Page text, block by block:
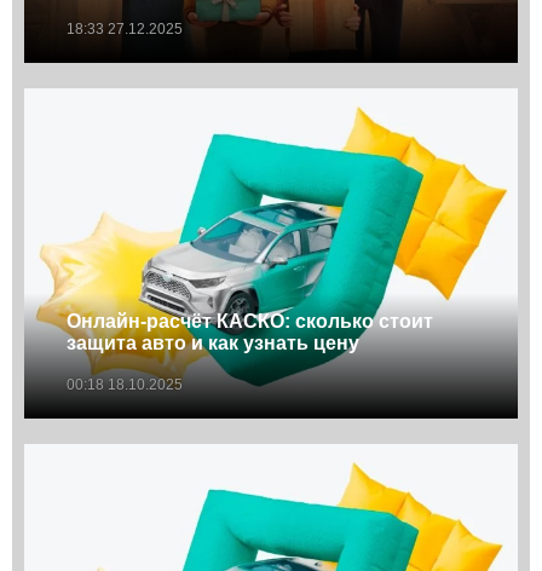
18:33 27.12.2025
Онлайн-расчёт КАСКО: сколько стоит
защита авто и как узнать цену
00:18 18.10.2025